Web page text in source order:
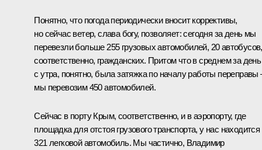
Понятно, что погода периодически вносит коррективы,
но сейчас ветер, слава богу, позволяет: сегодня за день мы
перевезли больше 255 грузовых автомобилей, 20 автобусов,
соответственно, гражданских. Притом что в среднем за
с утра, понятно, была затяжка по началу работы переправы
мы перевозим 450 автомобилей.
Сейчас в порту Крым, соответственно, и в аэропорту, где
площадка для отстоя грузового транспорта, у нас находится
321 легковой автомобиль. Мы частично, Владимир